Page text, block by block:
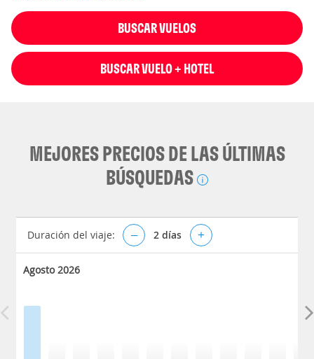
BUSCAR VUELOS
BUSCAR VUELO + HOTEL
MEJORES PRECIOS DE LAS ÚLTIMAS
BÚSQUEDAS
Duración del viaje: – 2 días +
Agosto 2026